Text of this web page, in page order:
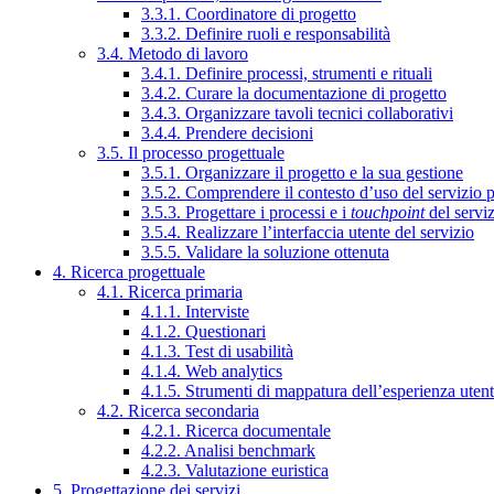
3.3.1. Coordinatore di progetto
3.3.2. Definire ruoli e responsabilità
3.4. Metodo di lavoro
3.4.1. Definire processi, strumenti e rituali
3.4.2. Curare la documentazione di progetto
3.4.3. Organizzare tavoli tecnici collaborativi
3.4.4. Prendere decisioni
3.5. Il processo progettuale
3.5.1. Organizzare il progetto e la sua gestione
3.5.2. Comprendere il contesto d’uso del servizio
3.5.3. Progettare i processi e i touchpointdel
3.5.4. Realizzare l’interfaccia utente del servizio
3.5.5. Validare la soluzione ottenuta
4. Ricerca progettuale
4.1. Ricerca primaria
4.1.1. Interviste
4.1.2. Questionari
4.1.3. Test di usabilità
4.1.4. Web analytics
4.1.5. Strumenti di mappatura dell’esperienza
4.2. Ricerca secondaria
4.2.1. Ricerca documentale
4.2.2. Analisi benchmark
4.2.3. Valutazione euristica
5. Progettazione dei servizi